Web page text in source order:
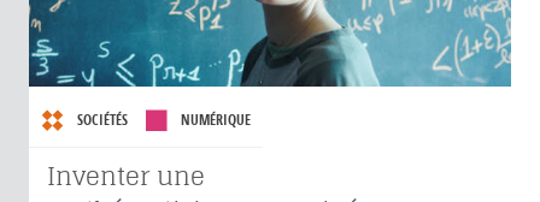
SOCIÉTÉS NUMÉRIQUE
Inventer une